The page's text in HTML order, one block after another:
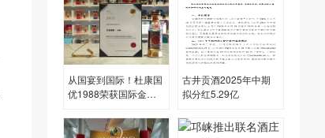
从国宴到国际！杜康国
优1988荣获国际金
影响力
古井贡酒2025年中期
拟分红5.29亿